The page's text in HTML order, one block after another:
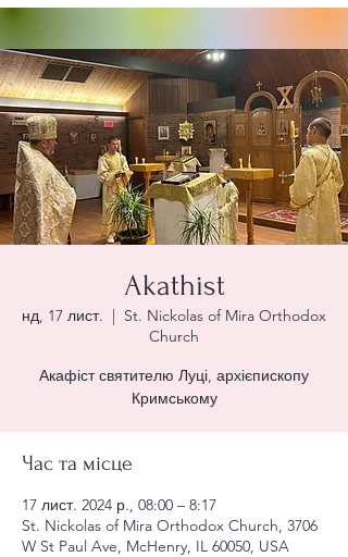
Akathist
нд, 17 лист.
  |
St. Nickolas of Mira Orthodox
Church
Акафіст святителю Луці, архієпископу
Кримському
Час та місце
17 лист. 2024 р., 08:00 – 8:17
St. Nickolas of Mira Orthodox Church, 3706
W St Paul Ave, McHenry, IL 60050, USA